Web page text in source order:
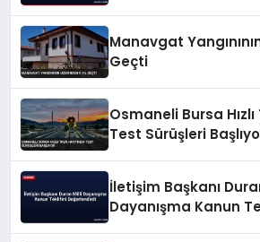
Manavgat
Geçti
Osmaneli Bursa
Test Sürüşleri
İletişim Başkanı
Dayanışma Kanun